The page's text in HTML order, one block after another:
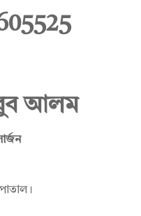
আলম